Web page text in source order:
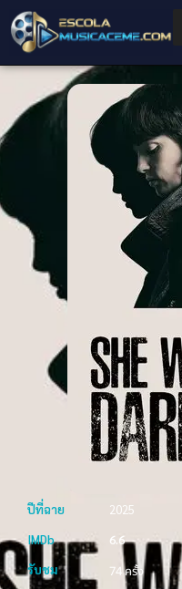
ปีที่ฉาย 2025
IMDb
6.6
รับชม
74 ครั้ง